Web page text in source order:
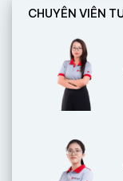
CHUYÊN VIÊN